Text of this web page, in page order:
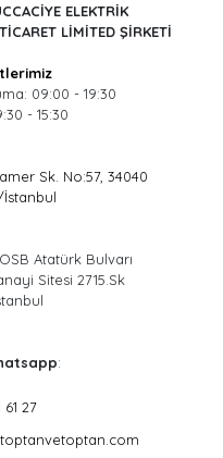
ELEKTRİK
LİMİTED ŞİRKETİ
09:00 - 19:30
- 15:30
Sk. No:57, 34040
Atatürk Bulvarı
Sitesi 2715.Sk
:
61 27